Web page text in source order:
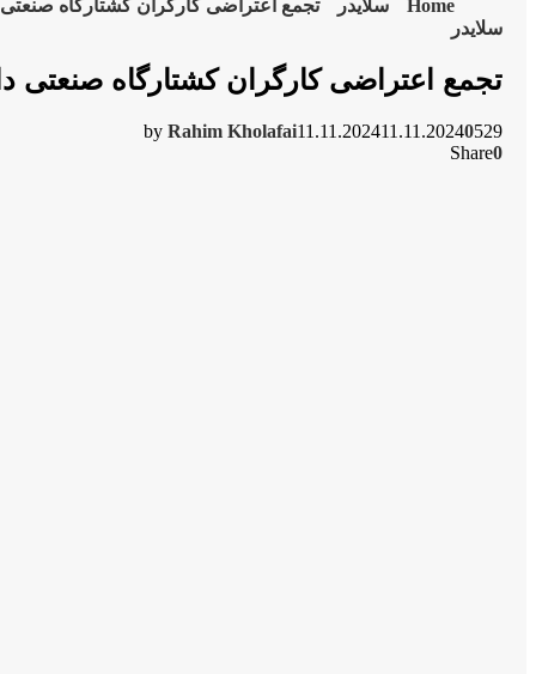
Home سلایدر
تجمع اعتراضی کارگران کشتارگاه صنعتی
سلایدر
تجمع اعتراضی کارگران کشتارگاه صنعتی
by Rahim Kholafai11.11.202411.11.20240529
Share0